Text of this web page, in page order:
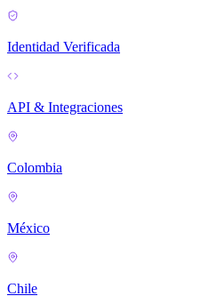
Identidad Verificada
API & Integraciones
Colombia
México
Chile